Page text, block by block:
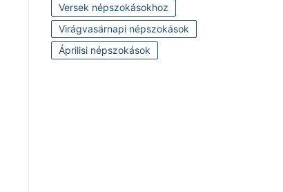
Versek népszokásokhoz
Virágvasárnapi népszokások
Áprilisi népszokások